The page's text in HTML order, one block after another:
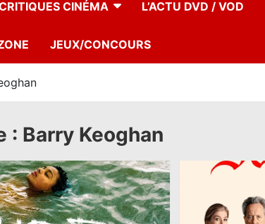
CINÉMA L’ACTU DVD / VOD
JEUX/CONCOURS
: Barry Keoghan